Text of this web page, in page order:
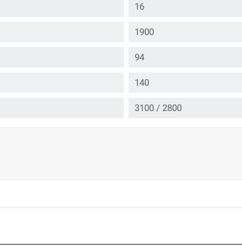
16
1900
94
140
3100 / 2800